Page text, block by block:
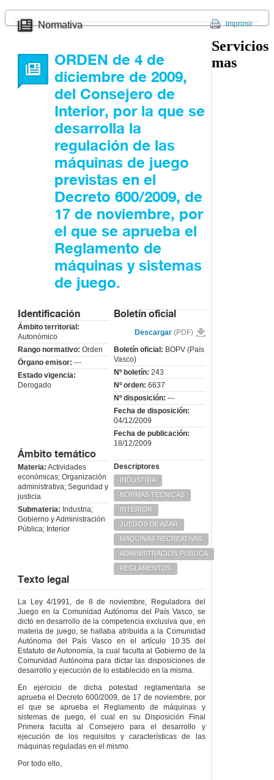
Normativa Imprimir
ORDEN de 4 de
diciembre de 2009,
del Consejero de
Interior, por la que se
desarrolla la
regulación de las
máquinas de juego
previstas en el
Decreto 600/2009, de
17 de noviembre, por
el que se aprueba el
Reglamento de
máquinas y sistemas
de juego.
Identificación
Ámbito territorial:
Autonómico
Rango normativo: Orden
Órgano emisor: ---
Estado vigencia:
Derogado
Boletín oficial
Descargar (PDF)
Boletín oficial: BOPV (País
Vasco)
Nº boletín: 243
Nº orden: 6637
Nº disposición: ---
Fecha de disposición:
04/12/2009
Fecha de publicación:
18/12/2009
Ámbito temático
Materia: Actividades
económicas; Organización
administrativa; Seguridad y
justicia
Submateria: Industria;
Gobierno y Administración
Pública; Interior
Descriptores
INDUSTRIA
NORMAS TECNICAS
INTERIOR
JUEGOS DE AZAR
MAQUINAS RECREATIVAS
ADMINISTRACION PUBLICA
REGLAMENTOS
Texto legal
La Ley 4/1991, de 8 de noviembre, Reguladora del
Juego en la Comunidad Autónoma del País Vasco, se
dictó en desarrollo de la competencia exclusiva que, en
materia de juego, se hallaba atribuida a la Comunidad
Autónoma del País Vasco en el artículo 10.35 del
Estatuto de Autonomía, la cual faculta al Gobierno de la
Comunidad Autónoma para dictar las disposiciones de
desarrollo y ejecución de lo establecido en la misma.
En ejercicio de dicha potestad reglamentaria se
aprueba el Decreto 600/2009, de 17 de noviembre, por
el que se aprueba el Reglamento de máquinas y
sistemas de juego, el cual en su Disposición Final
Primera faculta al Consejero para el desarrollo y
ejecución de los requisitos y características de las
máquinas reguladas en el mismo.
Por todo ello,
Servicios
mas